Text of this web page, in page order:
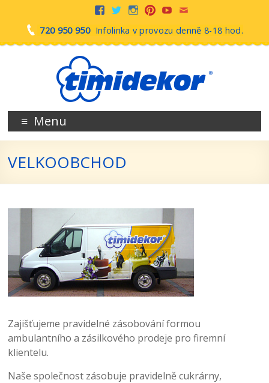
720 950 950 Infolinka v provozu denně 8-18 hod.
Menu
VELKOOBCHOD
Zajišťujeme pravidelné zásobování formou
ambulantního a zásilkového prodeje pro firemní
klientelu.
Naše společnost zásobuje pravidelně cukrárny,